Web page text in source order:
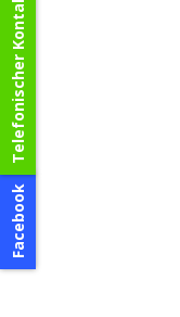
Facebook
Telefonischer Kontakt